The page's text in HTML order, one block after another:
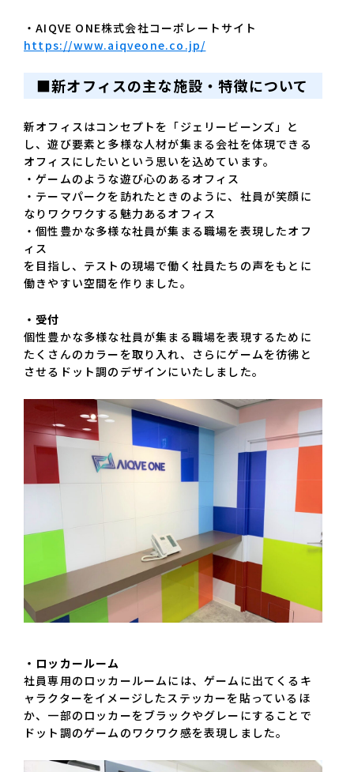
・AIQVE ONE株式会社コーポレートサイト
https://www.aiqveone.co.jp/
■新オフィスの主な施設・特徴について
新オフィスはコンセプトを「ジェリービーンズ」と
し、遊び要素と多様な人材が集まる会社を体現できる
オフィスにしたいという思いを込めています。
・ゲームのような遊び心のあるオフィス
・テーマパークを訪れたときのように、社員が笑顔に
なりワクワクする魅力あるオフィス
・個性豊かな多様な社員が集まる職場を表現したオフ
ィス
を目指し、テストの現場で働く社員たちの声をもとに
働きやすい空間を作りました。
・受付
個性豊かな多様な社員が集まる職場を表現するために
たくさんのカラーを取り入れ、さらにゲームを彷彿と
させるドット調のデザインにいたしました。
・ロッカールーム
社員専用のロッカールームには、ゲームに出てくるキ
ャラクターをイメージしたステッカーを貼っているほ
か、一部のロッカーをブラックやグレーにすることで
ドット調のゲームのワクワク感を表現しました。